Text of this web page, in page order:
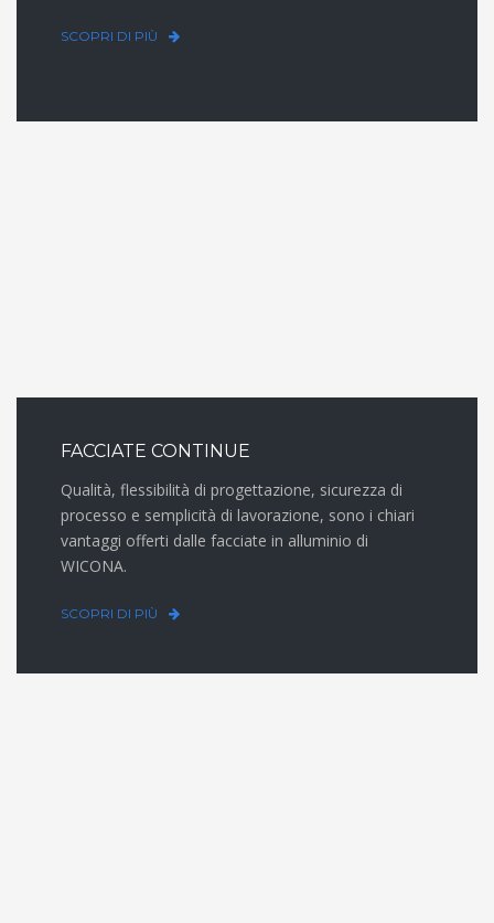
SCOPRI DI PIÙ
FACCIATE CONTINUE
Qualità, flessibilità di progettazione, sicurezza di
processo e semplicità di lavorazione, sono i chiari
vantaggi offerti dalle facciate in alluminio di
WICONA.
SCOPRI DI PIÙ